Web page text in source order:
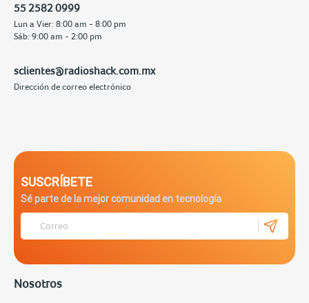
55 2582 0999
Lun a Vier: 8:00 am - 8:00 pm
Sáb: 9:00 am - 2:00 pm
sclientes@radioshack.com.mx
Dirección de correo electrónico
SUSCRÍBETE
Sé parte de la mejor comunidad en tecnología
Nosotros